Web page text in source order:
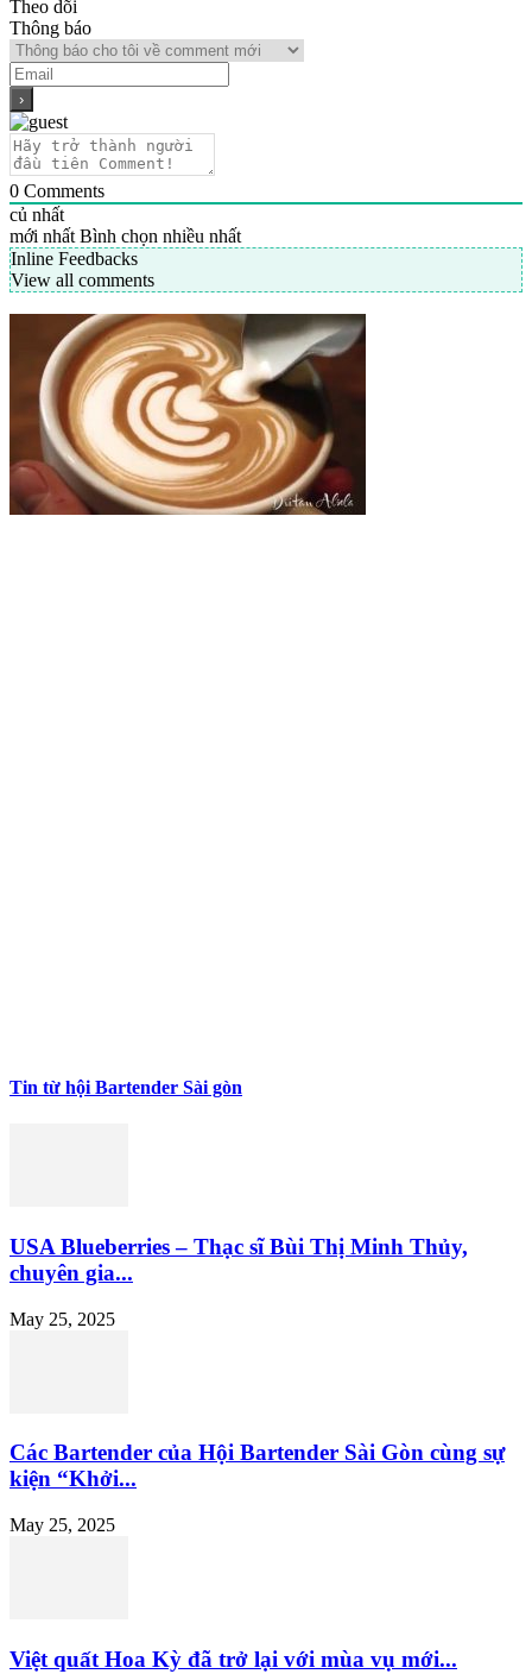
Theo dõi
Thông báo
0 Comments
củ nhất
mới nhất Bình chọn nhiều nhất
Inline Feedbacks
View all comments
Tin từ hội Bartender Sài gòn
USA Blueberries – Thạc sĩ Bùi Thị Minh Thủy,
chuyên gia...
May 25, 2025
Các Bartender của Hội Bartender Sài Gòn cùng sự
kiện “Khởi...
May 25, 2025
Việt quất Hoa Kỳ đã trở lại với mùa vụ mới...